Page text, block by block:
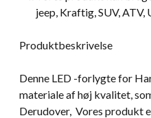
jeep, Kraftig, SUV, ATV,
Produktbeskrivelse
Denne LED -forlygte for
materiale af høj kvalitet,
Derudover, Vores produkt